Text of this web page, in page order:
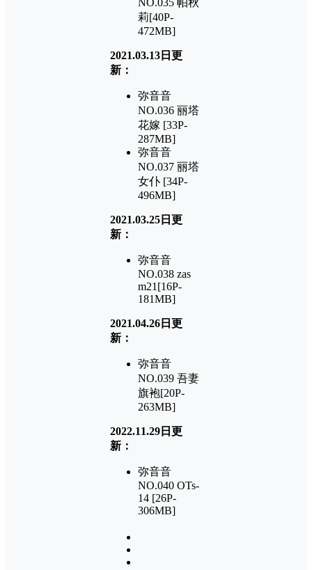
NO.035 帕秋
莉[40P-
472MB]
2021.03.13日更
新：
弥音音
NO.036 丽塔
花嫁 [33P-
287MB]
弥音音
NO.037 丽塔
女仆 [34P-
496MB]
2021.03.25日更
新：
弥音音
NO.038 zas
m21[16P-
181MB]
2021.04.26日更
新：
弥音音
NO.039 吾妻
旗袍[20P-
263MB]
2022.11.29日更
新：
弥音音
NO.040 OTs-
14 [26P-
306MB]